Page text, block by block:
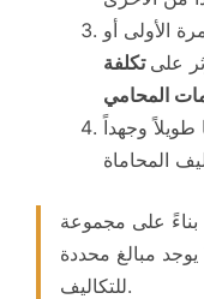
الأولى أو
على تكلفة
وجهداً
على مجموعة
مبالغ محددة
للتكاليف.